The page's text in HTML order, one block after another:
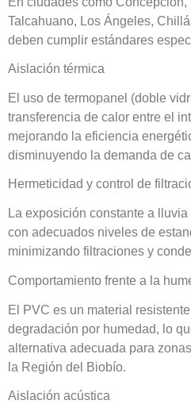
Talcahuano, Los Ángeles,
deben cumplir estándares
Aislación térmica
El uso de termopanel (doble
transferencia de calor entre el
mejorando la eficiencia
disminuyendo la demanda de
Hermeticidad y control de
La exposición constante a
con adecuados niveles de
minimizando filtraciones y
Comportamiento frente a la
El PVC es un material
degradación por humedad, lo
alternativa adecuada para
la Región del Biobío.
Aislación acústica